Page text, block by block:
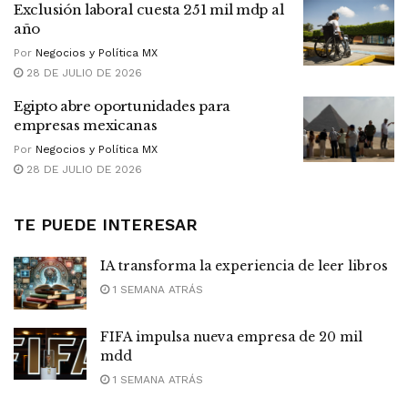
Exclusión laboral cuesta 251 mil mdp al
año
Por Negocios y Política MX
28 DE JULIO DE 2026
Egipto abre oportunidades para
empresas mexicanas
Por Negocios y Política MX
28 DE JULIO DE 2026
TE PUEDE INTERESAR
IA transforma la experiencia de leer libros
1 SEMANA ATRÁS
FIFA impulsa nueva empresa de 20 mil
mdd
1 SEMANA ATRÁS